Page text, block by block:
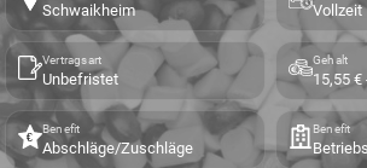
Schwaikheim Vollzeit
Vertragsart
Unbefristet
Gehalt
15,55 €
Benefit
Abschläge/Zuschläge
Benefit